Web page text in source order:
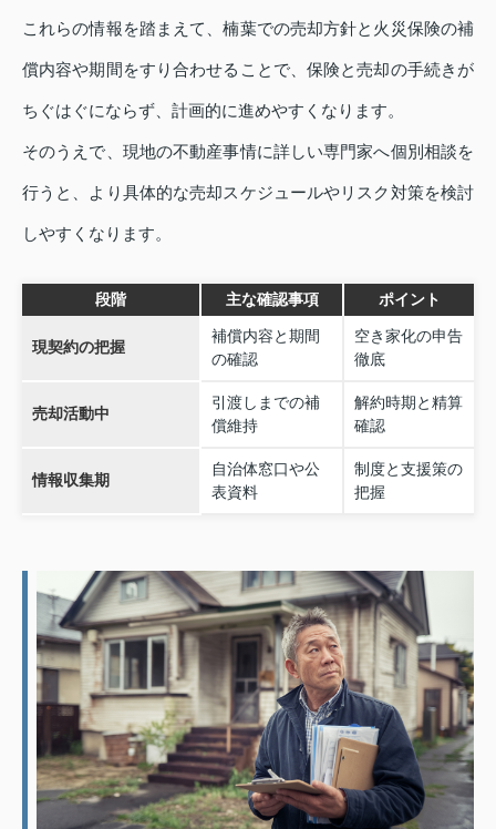
これらの情報を踏まえて、楠葉での売却方針と火災保険の補
償内容や期間をすり合わせることで、保険と売却の手続きが
ちぐはぐにならず、計画的に進めやすくなります。
そのうえで、現地の不動産事情に詳しい専門家へ個別相談を
行うと、より具体的な売却スケジュールやリスク対策を検討
しやすくなります。
段階 主な確認事項 ポイント
現契約の把握
補償内容と期間
の確認
空き家化の申告
徹底
売却活動中
引渡しまでの補
償維持
解約時期と精算
確認
情報収集期
自治体窓口や公
表資料
制度と支援策の
把握